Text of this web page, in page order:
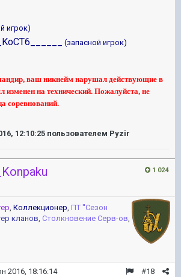
игрок)
(запасной игрок)
ваш никнейм нарушал действующие в
изменен на технический. Пожалуйста, не
соревнований.
12:10:25 пользователем Pyzir
1 024
Коллекционер ПТ ''Сезон
кланов Столкновение Серв-ов
#18
2016, 18:16:14